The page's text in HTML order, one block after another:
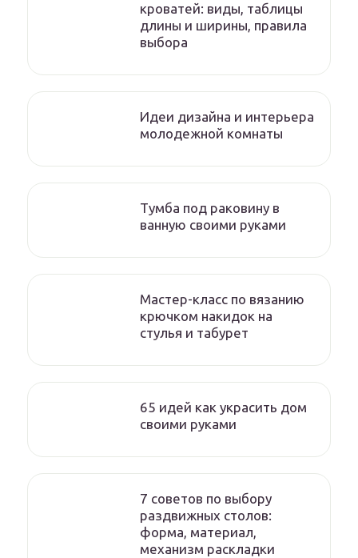
кроватей: виды, таблицы
длины и ширины, правила
выбора
Идеи дизайна и интерьера
молодежной комнаты
Тумба под раковину в
ванную своими руками
Мастер-класс по вязанию
крючком накидок на
стулья и табурет
65 идей как украсить дом
своими руками
7 советов по выбору
раздвижных столов:
форма, материал,
механизм раскладки